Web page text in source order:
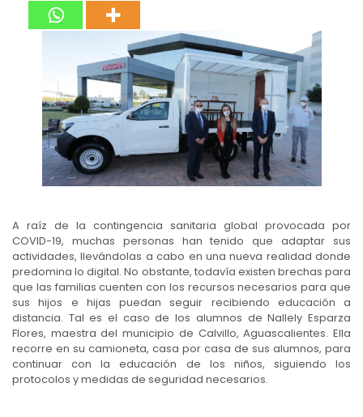
A raíz de la contingencia sanitaria global provocada por
COVID-19, muchas personas han tenido que adaptar sus
actividades, llevándolas a cabo en una nueva realidad donde
predomina lo digital. No obstante, todavía existen brechas para
que las familias cuenten con los recursos necesarios para que
sus hijos e hijas puedan seguir recibiendo educación a
distancia. Tal es el caso de los alumnos de Nallely Esparza
Flores, maestra del municipio de Calvillo, Aguascalientes. Ella
recorre en su camioneta, casa por casa de sus alumnos, para
continuar con la educación de los niños, siguiendo los
protocolos y medidas de seguridad necesarios.